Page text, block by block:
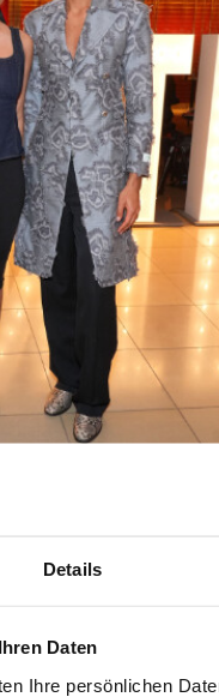
Details
Daten
Ihre persönlichen